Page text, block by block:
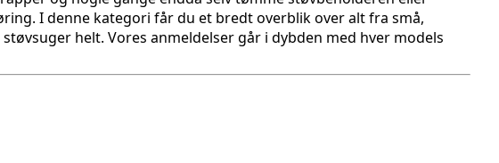
I denne kategori får du et bredt overblik over alt fra små,
helt. Vores anmeldelser går i dybden med hver models